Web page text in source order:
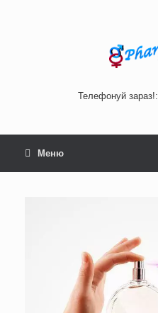
Телефонуй зараз!:
Меню